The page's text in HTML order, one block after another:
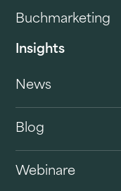
Buchmarketing
Insights
News
Blog
Webinare